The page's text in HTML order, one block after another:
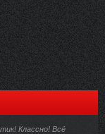
Классно! Всё